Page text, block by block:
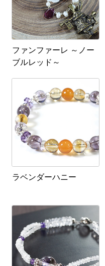
ファンファーレ ～ノー
ブルレッド～
ラベンダーハニー